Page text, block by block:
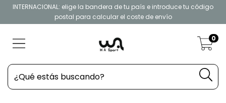
INTERNACIONAL: elige la bandera de tu país e introduce tu código
postal para calcular el coste de envío
0